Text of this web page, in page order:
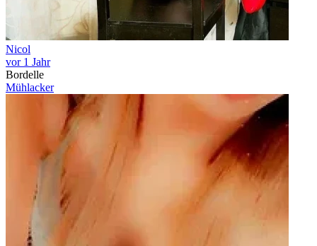
Nicol
vor 1 Jahr
Bordelle
Mühlacker